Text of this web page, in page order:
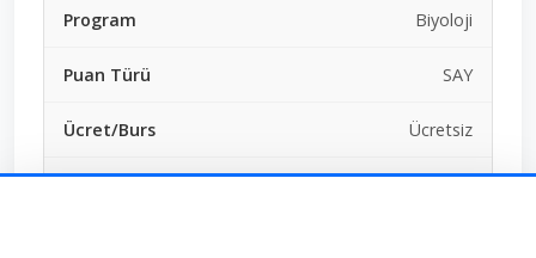
Biyoloji
SAY
Ücretsiz
25+1+0+1+6